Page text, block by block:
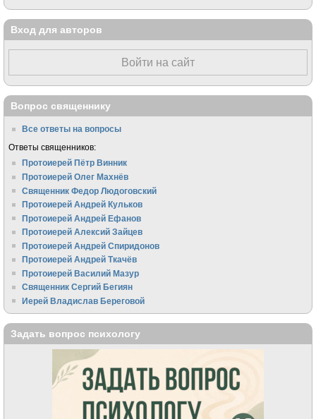
Вход для авторов
Войти на сайт
Вопрос священнику
Все ответы на вопросы
Ответы священников:
Протоиерей Пётр Винник
Протоиерей Олег Махнёв
Священник Федор Людоговский
Протоиерей Андрей Кульков
Протоиерей Андрей Ефанов
Протоиерей Алексий Зайцев
Протоиерей Андрей Спиридонов
Протоиерей Андрей Ткачёв
Протоиерей Василий Мазур
Священник Сергий Бегиян
Иерей Владислав Береговой
Задать вопрос психологу